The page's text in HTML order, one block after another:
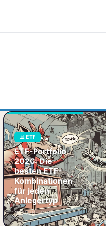
📊 ETF
ETF-Portfolio
2026: Die
besten ETF-
Kombinationen
für jeden
Anlegertyp
📅 2026-06-04
Welche
zu dir?
Asset
nur ein
besten
📊 ETF
♟️
🎯